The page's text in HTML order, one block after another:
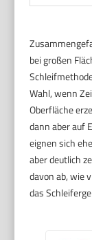
bei großen
Wahl, wenn
Oberfläche
dann aber auf
eignen sich
aber deutlich
davon ab, wie
das